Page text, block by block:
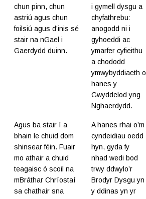
chun pinn, chun
astriú agus chun
foilsiú agus d’inis sé
stair na nGael i
Gaerdydd duinn.
i gymell dysgu a
chyfathrebu:
anogodd ni i
gyhoeddi ac
ymarfer cyfieithu
a chododd
ymwybyddiaeth o
hanes y
Gwyddelod yng
Nghaerdydd.
Agus ba stair í a
bhain le chuid dom
shinsear féin. Fuair
mo athair a chuid
teagaisc ó scoil na
mBráthar Chríostaí
sa chathair sna
A hanes rhai o’m
cyndeidiau oedd
hyn, gyda fy
nhad wedi bod
trwy ddwylo’r
Brodyr Dysgu yn
y ddinas yn yr